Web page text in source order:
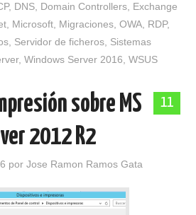
, DNS Domain Controllers Exchange
Microsoft Migraciones ,OWA RDP,
Servidor de ficheros Sistemas
,Windows Server 2016 ,WSUS
11
sobre MS
2012 R2
porJose Ramon Ramos Gata